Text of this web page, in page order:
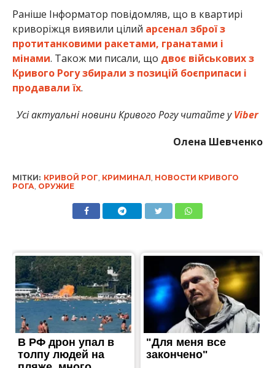
Раніше Інформатор повідомляв, що в квартирі
криворіжця виявили цілий арсенал зброї з
протитанковими ракетами, гранатами і
мінами. Також ми писали, що двоє військових з
Кривого Рогу збирали з позицій боєприпаси і
продавали їх.
Усі актуальні новини Кривого Рогу читайте уViber
Олена Шевченко
МІТКИ: КРИВОЙ РОГ КРИМИНАЛ НОВОСТИ КРИВОГО
РОГА ОРУЖИЕ